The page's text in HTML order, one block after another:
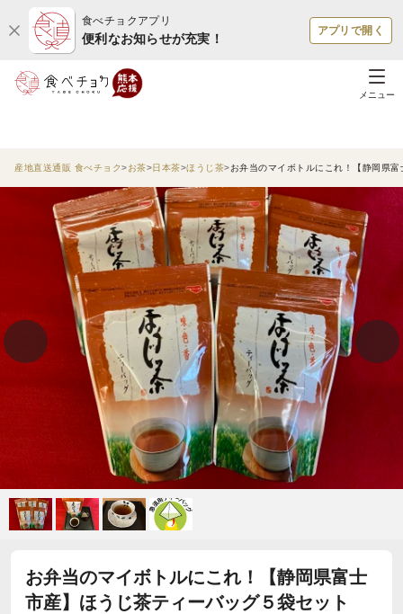
食べチョクアプリ
便利なお知らせが充実！
アプリで開く
メニュー
産地直送通販 食べチョク お茶 日本茶 ほうじ茶 お弁当のマイボトルにこれ！【静岡県
お弁当のマイボトルにこれ！【静岡県富士
市産】ほうじ茶ティーバッグ５袋セット